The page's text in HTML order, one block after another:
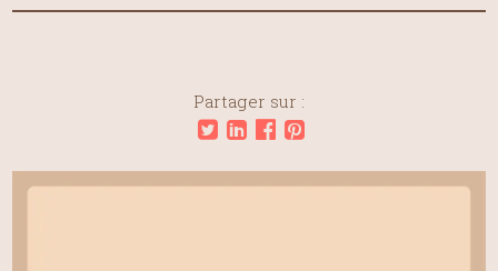
Partager sur :